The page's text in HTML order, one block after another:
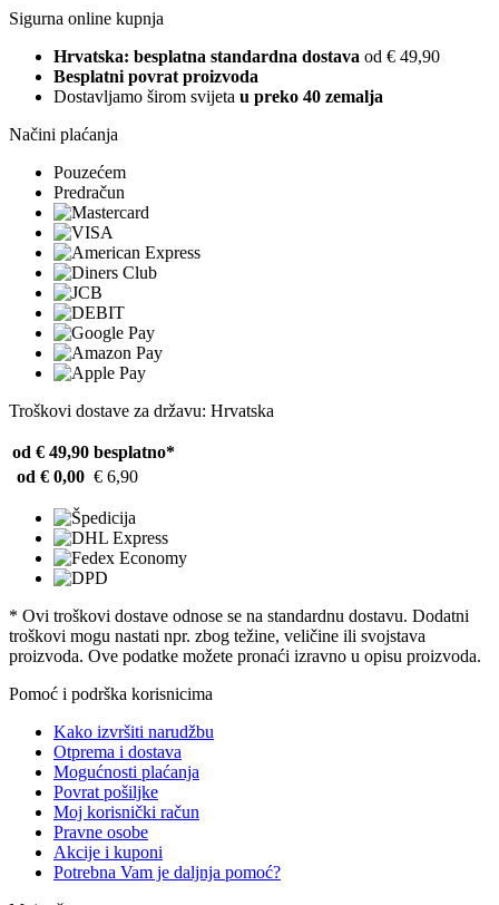
Sigurna online kupnja
Hrvatska: besplatna standardna dostava od € 49,90
Besplatni povrat proizvoda
Dostavljamo širom svijeta u preko 40 zemalja
Načini plaćanja
Pouzećem
Predračun
Troškovi dostave za državu: Hrvatska
od € 49,90 besplatno*
od € 0,00 € 6,90
* Ovi troškovi dostave odnose se na standardnu ​​dostavu. Dodatni
troškovi mogu nastati npr. zbog težine, veličine ili svojstava
proizvoda. Ove podatke možete pronaći izravno u opisu proizvoda.
Pomoć i podrška korisnicima
Kako izvršiti narudžbu
Otprema i dostava
Mogućnosti plaćanja
Povrat pošiljke
Moj korisnički račun
Pravne osobe
Akcije i kuponi
Potrebna Vam je daljnja pomoć?